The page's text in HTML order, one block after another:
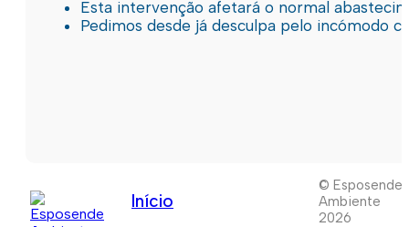
Esta intervenção afetará o normal
Pedimos desde já desculpa pelo incómodo
Início
© Esposende
Ambiente
2026